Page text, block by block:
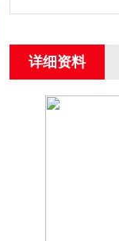
详细资料